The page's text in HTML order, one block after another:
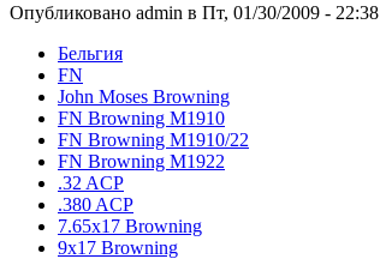
Опубликовано admin в Пт, 01/30/2009 - 22:38
Бельгия
FN
John Moses Browning
FN Browning M1910
FN Browning M1910/22
FN Browning M1922
.32 ACP
.380 ACP
7.65x17 Browning
9x17 Browning